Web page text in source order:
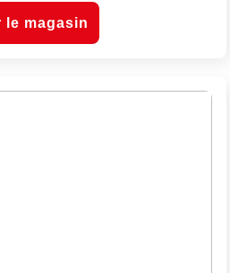
le magasin